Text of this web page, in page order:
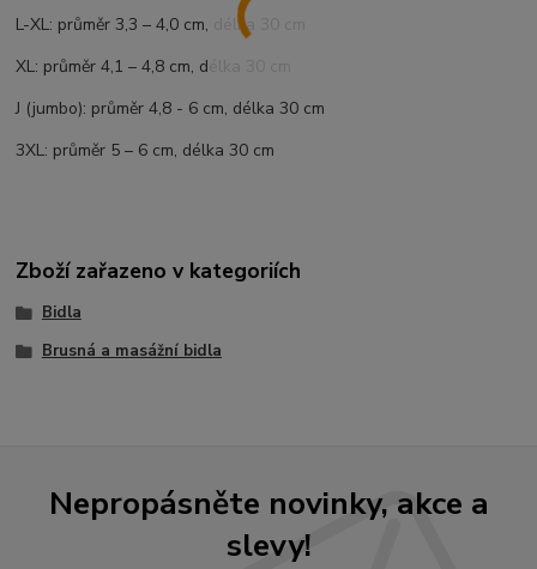
L-XL: průměr 3,3 – 4,0 cm, délka 30 cm
XL: průměr 4,1 – 4,8 cm, délka 30 cm
J (jumbo): průměr 4,8 - 6 cm, délka 30 cm
3XL: průměr 5 – 6 cm, délka 30 cm
Zboží zařazeno v kategoriích
Bidla
Brusná a masážní bidla
Nepropásněte novinky, akce a
slevy!